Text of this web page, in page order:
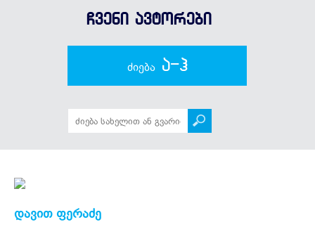
ᲩᲕᲔᲜᲘ ᲐᲕᲢᲝᲠᲔᲑᲘ
ძიება ა-ჰ
დავით ფერაძე